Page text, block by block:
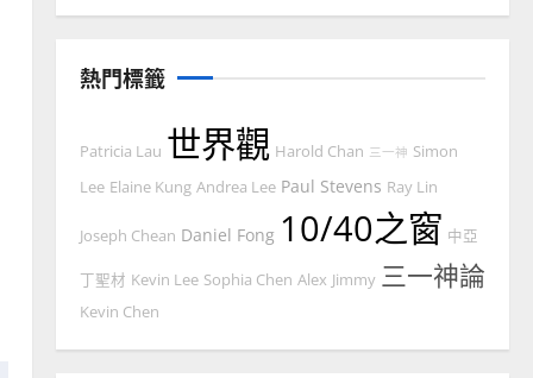
熱門標籤
Patricia Lau 世界觀 Harold Chan 三一神 Simon
Lee Elaine Kung Andrea Lee Paul Stevens Ray Lin
Joseph Chean Daniel Fong 10/40之窗 中亞
丁聖材 Kevin Lee Sophia Chen Alex Jimmy 三一神論
Kevin Chen
教會發展 門徒培育
如何以國度思維建造地方堂
會？
福音未及之民的定義、現況